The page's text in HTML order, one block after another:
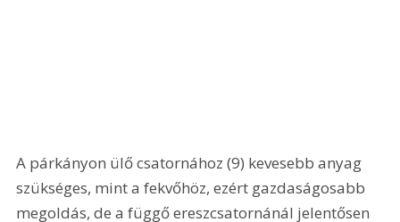
A párkányon ülő csatornához (9) kevesebb anyag
szükséges, mint a fekvőhöz, ezért gazdaságosabb
megoldás, de a függő ereszcsatornánál jelentősen